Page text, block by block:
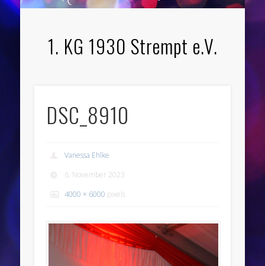
1. KG 1930 Strempt e.V.
DSC_8910
Vanessa Ehlke
6. November 2023
4000 × 6000 pixels